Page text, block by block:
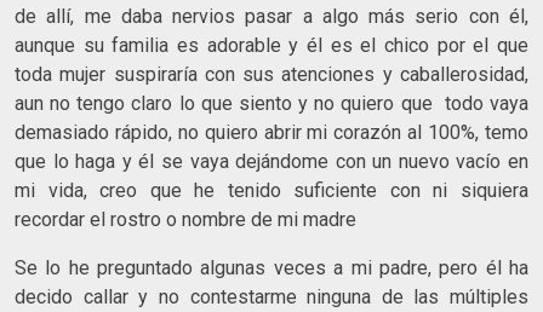
de allí, me daba nervios pasar a algo más serio con él,
aunque su familia es adorable y él es el chico por el que
toda mujer suspiraría con sus atenciones y caballerosidad,
aun no tengo claro lo que siento y no quiero que todo vaya
demasiado rápido, no quiero abrir mi corazón al 100%, temo
que lo haga y él se vaya dejándome con un nuevo vacío en
mi vida, creo que he tenido suficiente con ni siquiera
recordar el rostro o nombre de mi madre
Se lo he preguntado algunas veces a mi padre, pero él ha
decido callar y no contestarme ninguna de las múltiples